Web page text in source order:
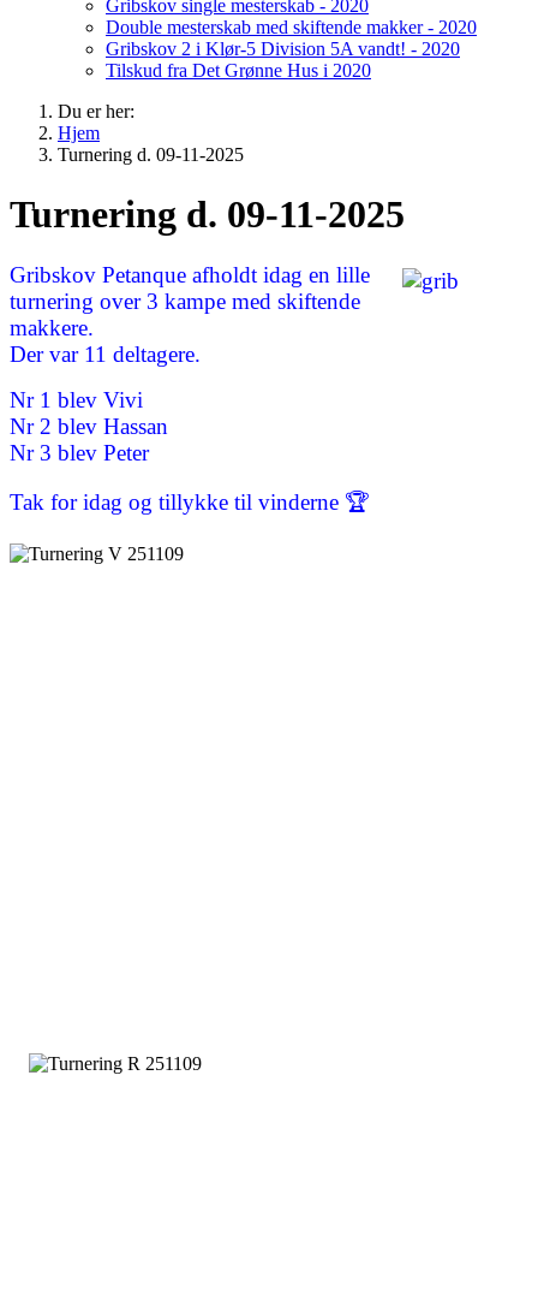
Gribskov single mesterskab - 2020
Double mesterskab med skiftende makker - 2020
Gribskov 2 i Klør-5 Division 5A vandt! - 2020
Tilskud fra Det Grønne Hus i 2020
Du er her:
Hjem
Turnering d. 09-11-2025
Turnering d. 09-11-2025
Gribskov Petanque afholdt idag en lille
turnering over 3 kampe med skiftende
makkere.
Der var 11 deltagere.
Nr 1 blev Vivi
Nr 2 blev Hassan
Nr 3 blev Peter
Tak for idag og tillykke til vinderne 🏆